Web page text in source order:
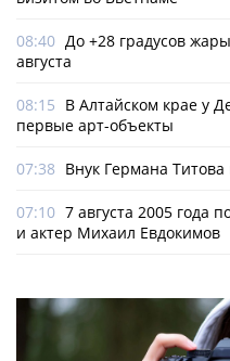
08:40 До +28 градусов
августа
08:15 В Алтайском крае у
первые арт-объекты
07:38 Внук Германа
07:10 7 августа 2005 года
и актер Михаил Евдокимов